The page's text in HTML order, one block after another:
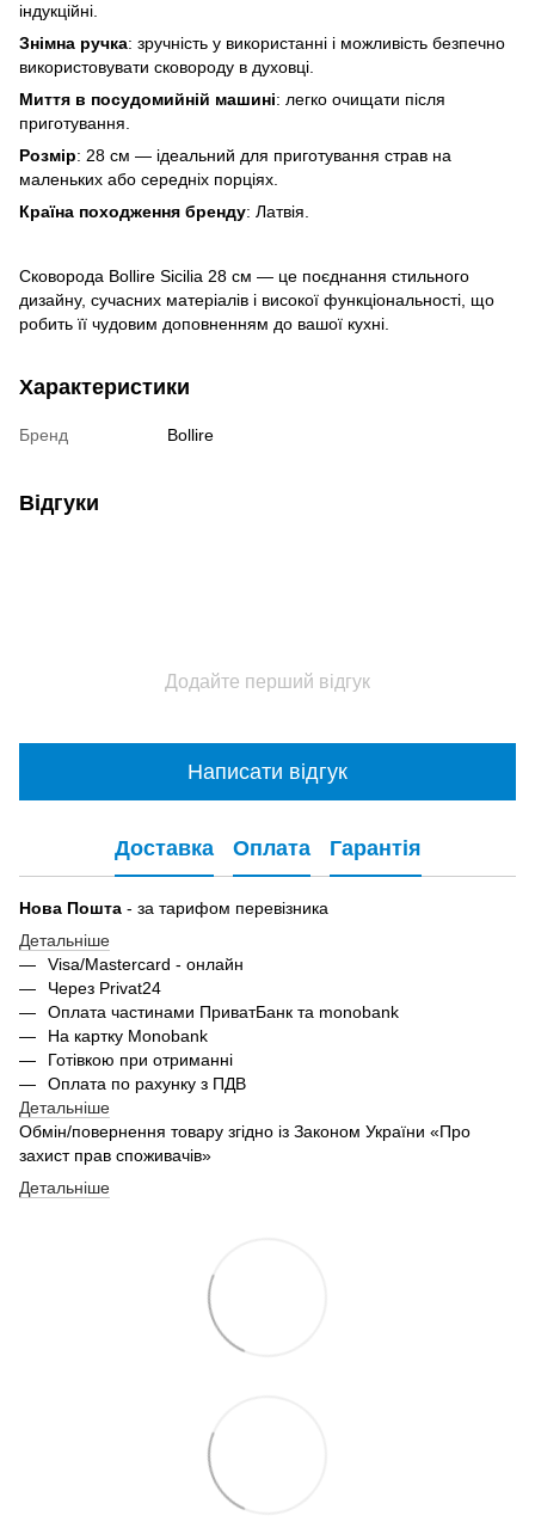
індукційні.
Знімна ручка: зручність у використанні і можливість безпечно
використовувати сковороду в духовці.
Миття в посудомийній машині: легко очищати після
приготування.
Розмір: 28 см — ідеальний для приготування страв на
маленьких або середніх порціях.
Країна походження бренду: Латвія.
Сковорода Bollire Sicilia 28 см — це поєднання стильного
дизайну, сучасних матеріалів і високої функціональності, що
робить її чудовим доповненням до вашої кухні.
Характеристики
Бренд Bollire
Відгуки
Додайте перший відгук
Написати відгук
Доставка Оплата Гарантія
Нова Пошта - за тарифом перевізника
Детальніше
Visa/Mastercard - онлайн
Через Privat24
Оплата частинами ПриватБанк та monobank
На картку Monobank
Готівкою при отриманні
Оплата по рахунку з ПДВ
Детальніше
Обмін/повернення товару згідно із Законом України «Про
захист прав споживачів»
Детальніше